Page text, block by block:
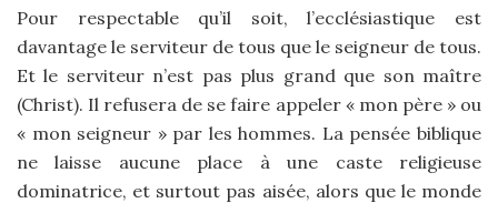
Pour respectable qu’il soit, l’ecclésiastique est
davantage le serviteur de tous que le seigneur de tous.
Et le serviteur n’est pas plus grand que son maître
(Christ). Il refusera de se faire appeler « mon père » ou
« mon seigneur » par les hommes. La pensée biblique
ne laisse aucune place à une caste religieuse
dominatrice, et surtout pas aisée, alors que le monde